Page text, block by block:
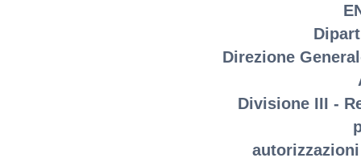
Direzione
Divisione III -